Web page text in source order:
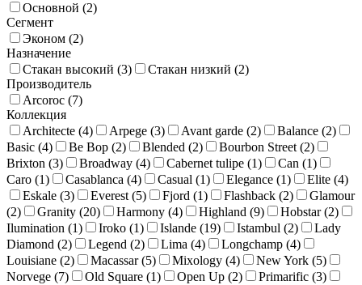
Основной (2)
Сегмент
Эконом (2)
Назначение
Стакан высокий (3) Стакан низкий (2)
Производитель
Arcoroc (7)
Коллекция
Architecte (4) Arpege (3) Avant garde (2) Balance (2)
Basic (4) Be Bop (2) Blended (2) Bourbon Street (2)
Brixton (3) Broadway (4) Cabernet tulipe (1) Can (1)
Caro (1) Casablanca (4) Casual (1) Elegance (1) Elite (4)
Eskale (3) Everest (5) Fjord (1) Flashback (2)
Glamour
(2) Granity (20) Harmony (4) Highland (9) Hobstar (2)
Ilumination (1) Iroko (1) Islande (19) Istambul (2)
Lady
Diamond (2) Legend (2) Lima (4) Longchamp (4)
Louisiane (2) Macassar (5) Mixology (4) New York (5)
Norvege (7) Old Square (1) Open Up (2) Primarific (3)